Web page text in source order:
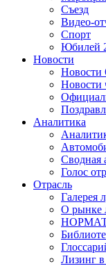
Съезд
Видео-
Спорт
Юбилей
Новости
Новости
Аналитика
Сводная
Голос
Отрасль
Галерея
О рынке
Лизинг